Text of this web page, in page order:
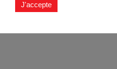
J'accepte